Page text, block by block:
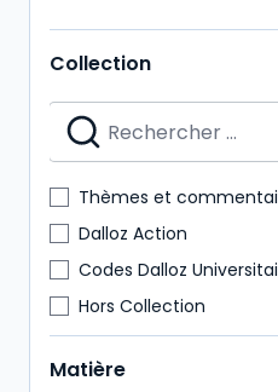
Collection
Thèmes et
Dalloz Action
Codes Dalloz
Hors Collection
HyperCours
Revues d'actualité
Matière